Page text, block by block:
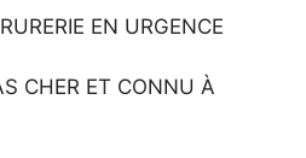
EN URGENCE
CHER ET CONNU À